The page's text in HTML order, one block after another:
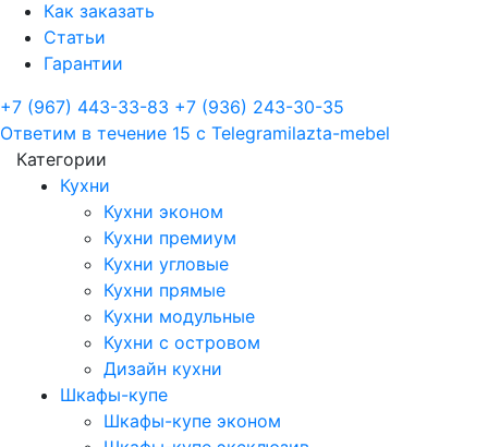
Как заказать
Статьи
Гарантии
+7 (967) 443-33-83 +7 (936) 243-30-35
Ответим в течение 15 с Telegramilazta-mebel
Категории
Кухни
Кухни эконом
Кухни премиум
Кухни угловые
Кухни прямые
Кухни модульные
Кухни с островом
Дизайн кухни
Шкафы-купе
Шкафы-купе эконом